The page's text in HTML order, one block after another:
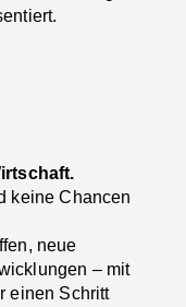
keine Chancen
neue
– mit
einen Schritt